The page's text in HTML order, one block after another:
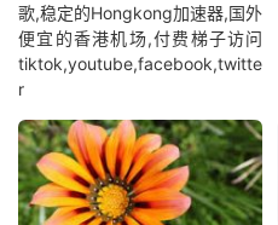
歌,稳定的Hongkong加速器,国外
便宜的香港机场,付费梯子访问
tiktok,youtube,facebook,twitte
r